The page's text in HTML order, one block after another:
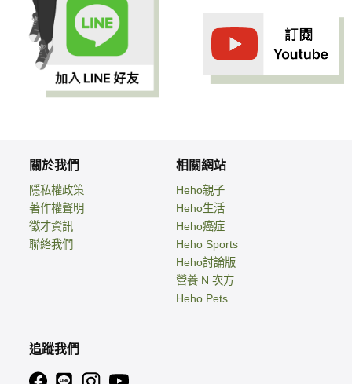
關於我們
隱私權政策
著作權聲明
徵才資訊
聯絡我們
相關網站
Heho親子
Heho生活
Heho癌症
Heho Sports
Heho討論版
營養 N 次方
Heho Pets
追蹤我們